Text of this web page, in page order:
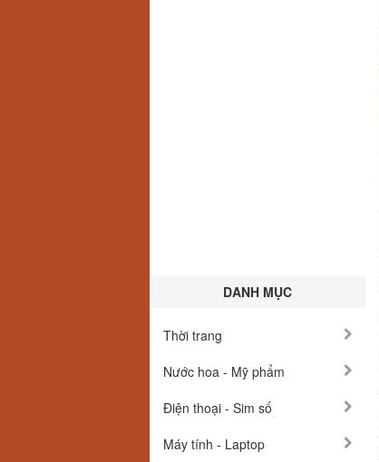
DANH MỤC
Thời trang
Nước hoa - Mỹ phẩm
Điện thoại - Sim số
Máy tính - Laptop